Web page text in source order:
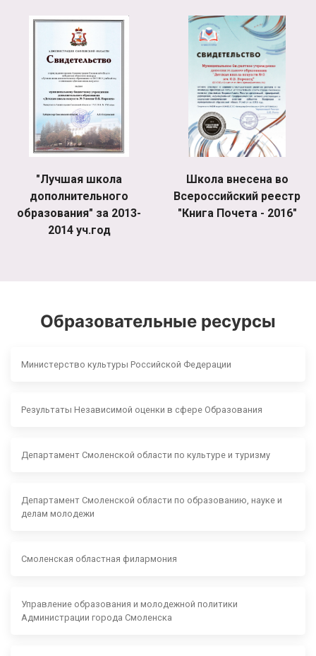
"Лучшая школа
дополнительного
образования" за 2013-
2014 уч.год
Школа внесена во
Всероссийский реестр
"Книга Почета - 2016"
Образовательные ресурсы
Министерство культуры Российской Федерации
Результаты Независимой оценки в сфере Образования
Департамент Смоленской области по культуре и туризму
Департамент Смоленской области по образованию, науке и
делам молодежи
Смоленская областная филармония
Управление образования и молодежной политики
Администрации города Смоленска